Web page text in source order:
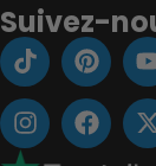
Suivez-